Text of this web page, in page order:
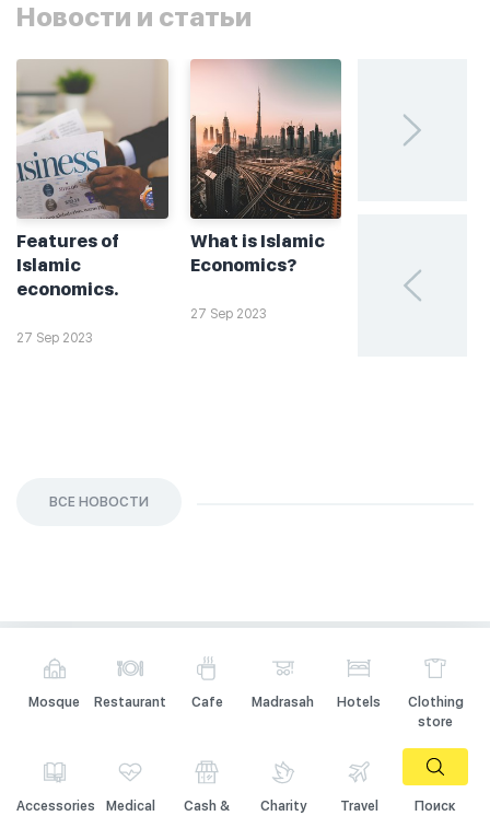
Новости и статьи
Features of
Islamic
economics.
27 Sep 2023
What is Islamic
Economics?
27 Sep 2023
халяльное
ВСЕ НОВОСТИ
Mosque Restaurant Cafe Madrasah Hotels
Clothing
store
Accessories Medical
Cash &
Charity
Travel
Поиск